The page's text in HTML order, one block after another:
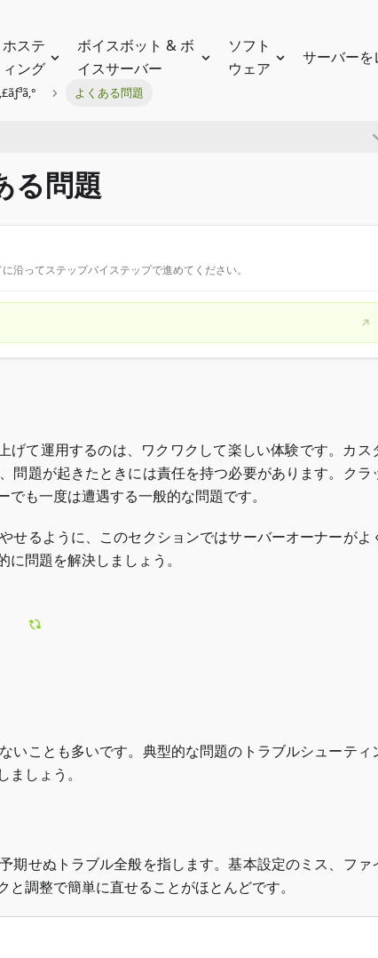
ホステ
ィング
ボイスボット & ボ
イスサーバー
ソフト
ウェア
サーバー
よくある問題
る問題
ってステップバイステップで進めてください。
て運用するのは、ワクワクして楽しい体験です。カス
問題が起きたときには責任を持つ必要があります。クラ
も一度は遭遇する一般的な問題です。
せるように、このセクションではサーバーオーナーがよ
問題を解決しましょう。
いことも多いです。典型的な問題のトラブルシューティ
しょう。
期せぬトラブル全般を指します。基本設定のミス、ファ
調整で簡単に直せることがほとんどです。